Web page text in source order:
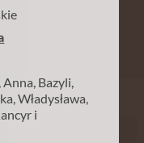
Bazyli,
Władysława,
i